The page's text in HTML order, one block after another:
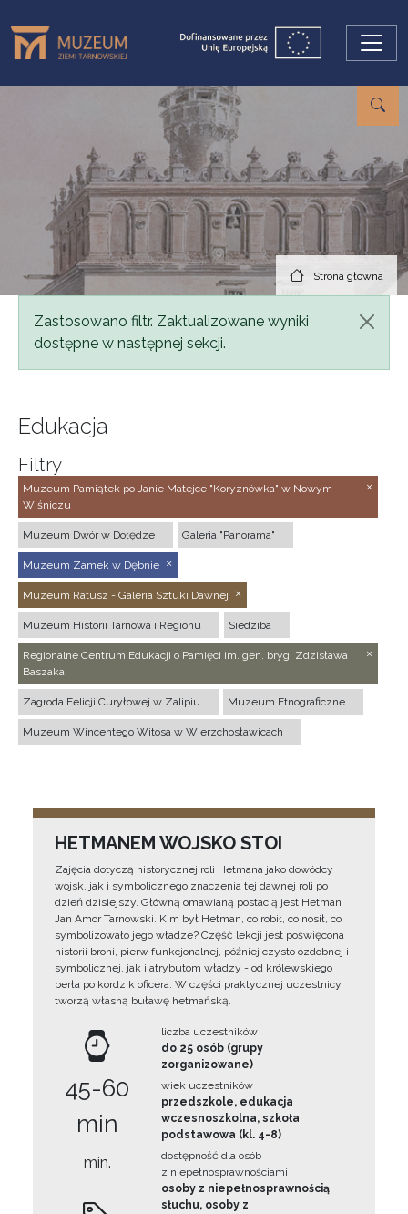
Strona główna
Komunikat
Zastosowano filtr. Zaktualizowane wyniki
dostępne w następnej sekcji.
Edukacja
Filtry
Muzeum Pamiątek po Janie Matejce "Koryznówka" w Nowym
Wiśniczu
Muzeum Dwór w Dołędze Galeria "Panorama"
Muzeum Zamek w Dębnie
Muzeum Ratusz - Galeria Sztuki Dawnej
Muzeum Historii Tarnowa i Regionu Siedziba
Regionalne Centrum Edukacji o Pamięci im. gen. bryg. Zdzisława
Baszaka
Zagroda Felicji Curyłowej w Zalipiu Muzeum Etnograficzne
Muzeum Wincentego Witosa w Wierzchosławicach
HETMANEM WOJSKO STOI
Zajęcia dotyczą historycznej roli Hetmana jako dowódcy
wojsk, jak i symbolicznego znaczenia tej dawnej roli po
dzień dzisiejszy. Główną omawianą postacią jest Hetman
Jan Amor Tarnowski. Kim był Hetman, co robił, co nosił, co
symbolizowało jego władze? Część lekcji jest poświęcona
historii broni, pierw funkcjonalnej, później czysto ozdobnej i
symbolicznej, jak i atrybutom władzy - od królewskiego
berła po kordzik oficera. W części praktycznej uczestnicy
tworzą własną buławę hetmańską.
45-60
min
min.
liczba uczestników
do 25 osób (grupy
zorganizowane)
wiek uczestników
przedszkole, edukacja
wczesnoszkolna, szkoła
podstawowa (kl. 4-8)
dostępność dla osób
z niepełnosprawnościami
osoby z niepełnosprawnością
słuchu, osoby z